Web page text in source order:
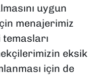
uygun
menajerimiz
eksik
için de